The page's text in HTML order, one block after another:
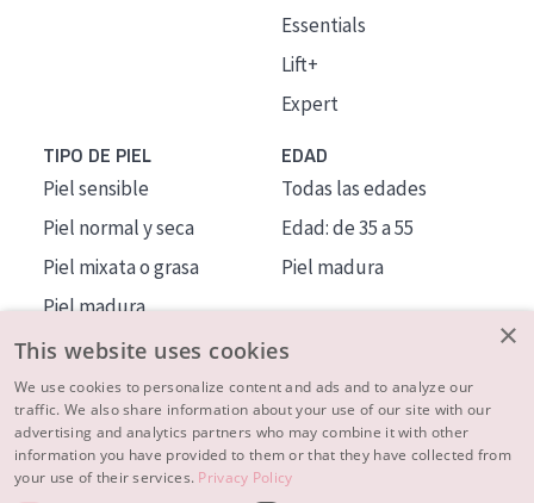
Essentials
Lift+
Expert
TIPO DE PIEL
Piel sensible
Piel normal y seca
Piel mixata o grasa
Piel madura
Piel expuesta al sol
Piel menopáusica
EDAD
Todas las edades
Edad: de 35 a 55
Piel madura
MÁS SOBRE NOSOTROS
INSPIRACIÓN
×
This website uses cookies
We use cookies to personalize content and ads and to analyze our
traffic. We also share information about your use of our site with our
advertising and analytics partners who may combine it with other
information you have provided to them or that they have collected from
your use of their services. Privacy Policy